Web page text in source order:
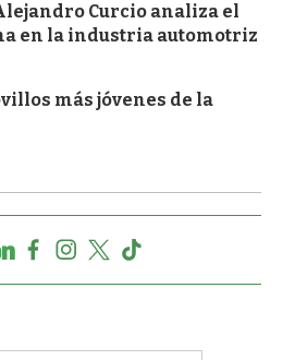
Curcio analiza el
en la industria automotriz
más jóvenes de la